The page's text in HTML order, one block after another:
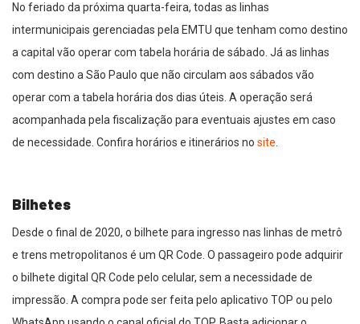
No feriado da próxima quarta-feira, todas as linhas
intermunicipais gerenciadas pela EMTU que tenham como destino
a capital vão operar com tabela horária de sábado. Já as linhas
com destino a São Paulo que não circulam aos sábados vão
operar com a tabela horária dos dias úteis. A operação será
acompanhada pela fiscalização para eventuais ajustes em caso
de necessidade. Confira horários e itinerários no site
Bilhetes
Desde o final de 2020, o bilhete para ingresso nas linhas de metrô
e trens metropolitanos é um QR Code. O passageiro pode adquirir
o bilhete digital QR Code pelo celular, sem a necessidade de
impressão. A compra pode ser feita pelo aplicativo TOP ou pelo